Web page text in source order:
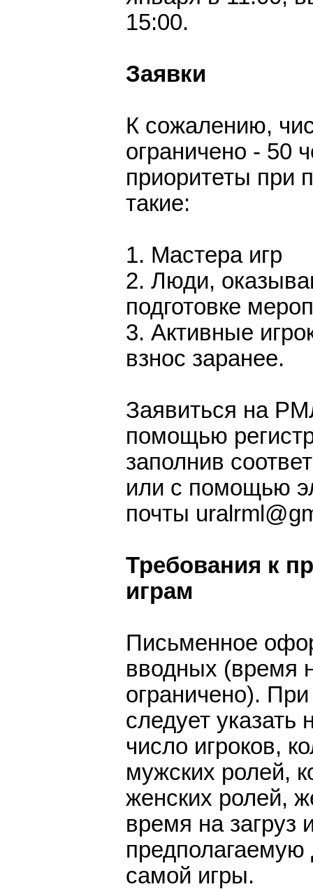
15:00.
Заявки
К сожалению,
ограничено - 50
приоритеты при
такие:
1. Мастера игр
2. Люди,
подготовке
3. Активные
взнос заранее.
Заявиться на
помощью
заполнив
или с помощью
почты
Требования к
играм
Письменное
вводных (время
ограничено).
следует указать
число игроков,
мужских ролей,
женских ролей,
время на загруз
предполагаемую
самой игры.